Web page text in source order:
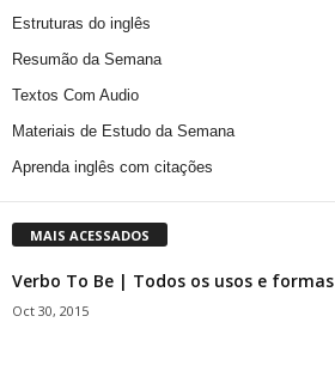
Estruturas do inglês
Resumão da Semana
Textos Com Audio
Materiais de Estudo da Semana
Aprenda inglês com citações
MAIS ACESSADOS
Verbo To Be | Todos os usos e formas
Oct 30, 2015